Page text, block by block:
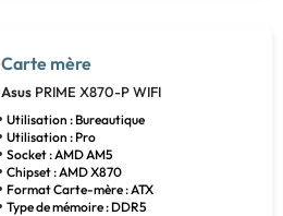
Carte mère
Asus PRIME X870-P WIFI
Utilisation : Bureautique
Utilisation : Pro
Socket : AMD AM5
Chipset : AMD X870
Format Carte-mère : ATX
Type de mémoire : DDR5